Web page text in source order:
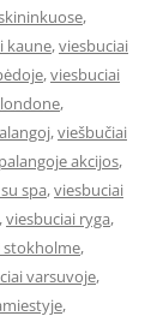
,
kaune,viesbuciai
,viesbuciai
,
,viešbučiai
akcijos,
spa,viesbuciai
,viesbuciai ryga,
stokholme,
varsuvoje,
,